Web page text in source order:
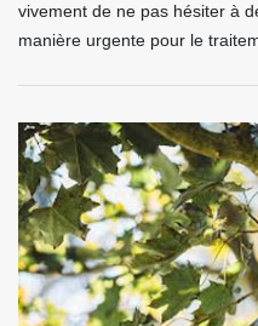
vivement de ne pas hésiter à
manière urgente pour le